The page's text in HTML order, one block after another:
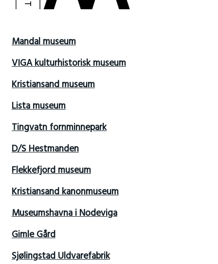
Mandal museum
VIGA kulturhistorisk museum
Kristiansand museum
Lista museum
Tingvatn fornminnepark
D/S Hestmanden
Flekkefjord museum
Kristiansand kanonmuseum
Museumshavna i Nodeviga
Gimle Gård
Sjølingstad Uldvarefabrik